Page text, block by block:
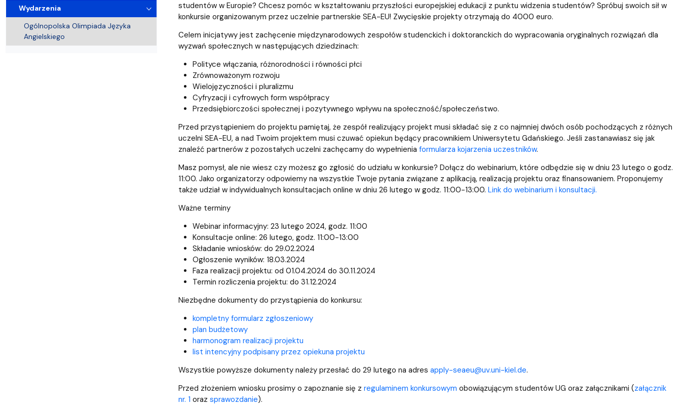
studentów w Europie? Chcesz pomóc w kształtowaniu przyszłości europejskiej edukacji z punktu widzenia studentów? Spróbuj swoich sił w
konkursie organizowanym przez uczelnie partnerskie SEA-EU! Zwycięskie projekty otrzymają do 4000 euro.
Celem inicjatywy jest zachęcenie międzynarodowych zespołów studenckich i doktoranckich do wypracowania oryginalnych rozwiązań dla
wyzwań społecznych w następujących dziedzinach:
Polityce włączania, różnorodności i równości płci
Zrównoważonym rozwoju
Wielojęzyczności i pluralizmu
Cyfryzacji i cyfrowych form współpracy
Przedsiębiorczości społecznej i pozytywnego wpływu na społeczność/społeczeństwo.
Przed przystąpieniem do projektu pamiętaj, że zespół realizujący projekt musi składać się z co najmniej dwóch osób pochodzących z różnych
uczelni SEA-EU, a nad Twoim projektem musi czuwać opiekun będący pracownikiem Uniwersytetu Gdańskiego. Jeśli zastanawiasz się jak
znaleźć partnerów z pozostałych uczelni zachęcamy do wypełnienia formularza kojarzenia uczestników.
Masz pomysł, ale nie wiesz czy możesz go zgłosić do udziału w konkursie? Dołącz do webinarium, które odbędzie się w dniu 23 lutego o godz.
11:00. Jako organizatorzy odpowiemy na wszystkie Twoje pytania związane z aplikacją, realizacją projektu oraz finansowaniem. Proponujemy
także udział w indywidualnych konsultacjach online w dniu 26 lutego w godz. 11:00-13:00. Link do webinarium i konsultacji.
Ważne terminy
Webinar informacyjny: 23 lutego 2024, godz. 11:00
Konsultacje online: 26 lutego, godz. 11:00-13:00
Składanie wniosków: do 29.02.2024
Ogłoszenie wyników: 18.03.2024
Faza realizacji projektu: od 01.04.2024 do 30.11.2024
Termin rozliczenia projektu: do 31.12.2024
Niezbędne dokumenty do przystąpienia do konkursu:
kompletny formularz zgłoszeniowy
plan budżetowy
harmonogram realizacji projektu
list intencyjny podpisany przez opiekuna projektu
Wszystkie powyższe dokumenty należy przesłać do 29 lutego na adres apply-seaeu@uv.uni-kiel.de.
Przed złożeniem wniosku prosimy o zapoznanie się z regulaminem konkursowym obowiązującym studentów UG oraz załącznikami (załącznik
nr. 1 oraz sprawozdanie).
Wydarzenia
Ogólnopolska Olimpiada Języka
Angielskiego